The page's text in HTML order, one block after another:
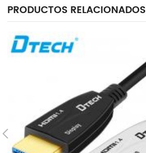
PRODUCTOS RELACIONADOS